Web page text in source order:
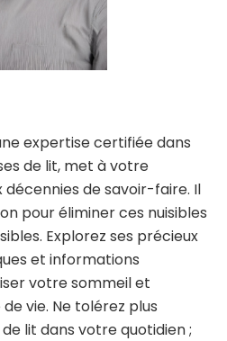
expertise certifiée dans
de lit, met à votre
décennies de savoir-faire. Il
pour éliminer ces nuisibles
Explorez ses précieux
et informations
votre sommeil et
vie. Ne tolérez plus
lit dans votre quotidien ;